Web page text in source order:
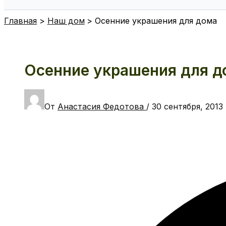
Главная Наш дом Осенние украшения для дома
Осенние украшения для
От Анастасия Федотова / 30 сентября, 2013